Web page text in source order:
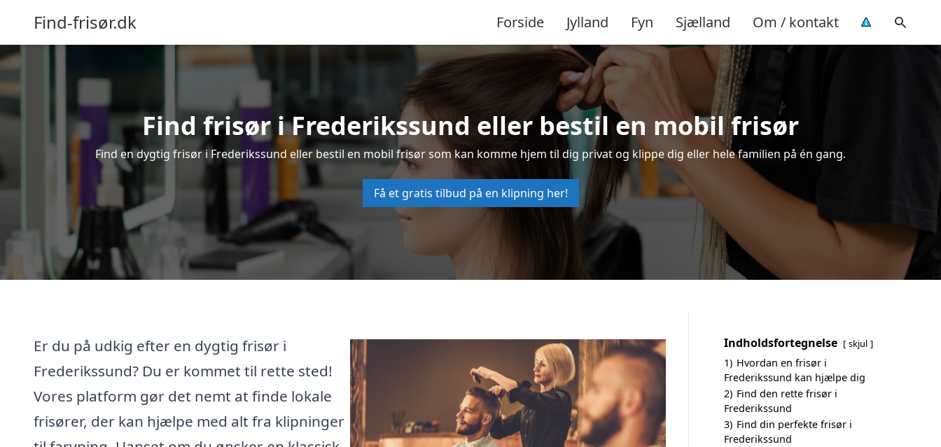
Find-frisør.dk Forside Jylland Fyn Sjælland Om / kontakt
Find frisør i Frederikssund eller bestil en mobil frisør
Find en dygtig frisør i Frederikssund eller bestil en mobil frisør som kan komme hjem til dig privat og klippe dig eller hele familien på én gang.
Få et gratis tilbud på en klipning her!
Er du på udkig efter en dygtig frisør i
Frederikssund? Du er kommet til rette sted!
Vores platform gør det nemt at finde lokale
frisører, der kan hjælpe med alt fra klipninger
Indholdsfortegnelse skjul
1) Hvordan en frisør i
Frederikssund kan hjælpe dig
2) Find den rette frisør i
Frederikssund
3) Find din perfekte frisør i
Frederikssund